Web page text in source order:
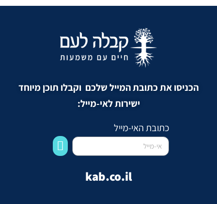
הכניסו את כתובת המייל שלכם וקבלו תוכן מיוחד
ישירות לאי-מייל:
כתובת האי-מייל
kab.co.il